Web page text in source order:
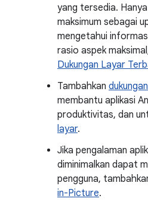
yang tersedia.
maksimum sebagai
mengetahui
rasio aspek
Dukungan Layar
Tambahkan
membantu aplikasi
produktivitas, dan
layar.
Jika pengalaman
diminimalkan dapat
pengguna,
in-Picture.